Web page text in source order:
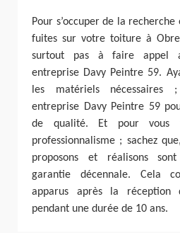
Pour s’occuper de la
fuites sur votre toiture à
surtout pas à faire appel
entreprise Davy Peintre 59.
les matériels nécessaires
entreprise Davy Peintre 59
de qualité. Et pour vous
professionnalisme ; sachez
proposons et réalisons sont
garantie décennale. Cela
apparus après la réception
pendant une durée de 10 ans.